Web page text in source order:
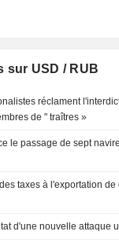
sur USD / RUB
réclament
de " traîtres »
le passage de sept
taxes à l'exportation
d'une nouvelle attaque